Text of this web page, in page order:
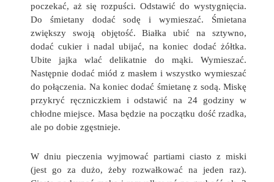
poczekać, aż się rozpuści. Odstawić do wystygnięcia.
Do śmietany dodać sodę i wymieszać. Śmietana
zwiększy swoją objętość. Białka ubić na sztywno,
dodać cukier i nadal ubijać, na koniec dodać żółtka.
Ubite jajka wlać delikatnie do mąki. Wymieszać.
Następnie dodać miód z masłem i wszystko wymieszać
do połączenia. Na koniec dodać śmietanę z sodą. Miskę
przykryć ręczniczkiem i odstawić na 24 godziny w
chłodne miejsce. Masa będzie na początku dość rzadka,
ale po dobie zgęstnieje.
W dniu pieczenia wyjmować partiami ciasto z miski
(jest go za dużo, żeby rozwałkować na jeden raz).